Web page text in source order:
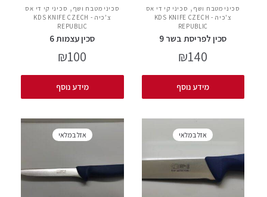
סכיני מטבח ושף , סכיני קי די אס
צ'כיה - KDS KNIFE CZECH
REPUBLIC
סכין לפריסת בשר 9
₪140
מידע נוסף
סכיני מטבח ושף , סכיני קי די אס
צ'כיה - KDS KNIFE CZECH
REPUBLIC
סכין עצמות 6
₪100
מידע נוסף
אזל במלאי אזל במלאי